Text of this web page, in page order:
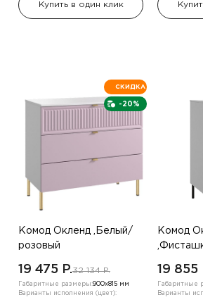
Купить в один клик
-20%
СКИДКА
Комод Окленд ,Белый/
розовый
19 475 P.32 134 P.
Габаритные размеры:900х815 мм
Варианты исполнения (цвет):
Комод
19 855
Габаритные
Варианты